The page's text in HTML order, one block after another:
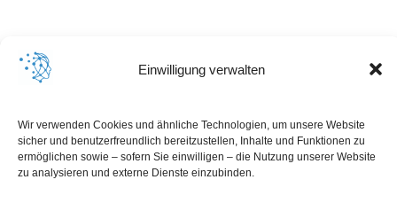
Einwilligung verwalten
Wir verwenden Cookies und ähnliche Technologien, um unsere Website
sicher und benutzerfreundlich bereitzustellen, Inhalte und Funktionen zu
ermöglichen sowie – sofern Sie einwilligen – die Nutzung unserer Website
zu analysieren und externe Dienste einzubinden.